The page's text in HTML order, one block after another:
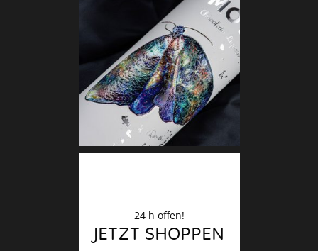
24 h offen!
JETZT SHOPPEN